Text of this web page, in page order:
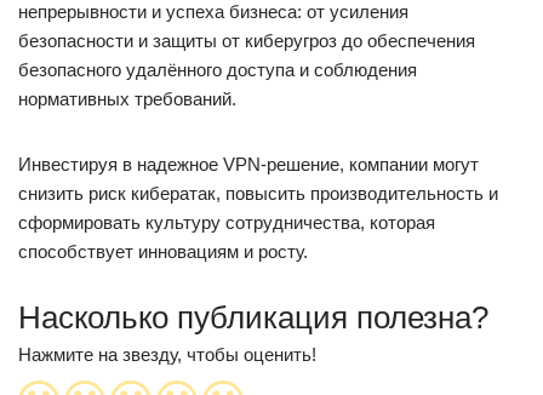
непрерывности и успеха бизнеса: от усиления
безопасности и защиты от киберугроз до обеспечения
безопасного удалённого доступа и соблюдения
нормативных требований.
Инвестируя в надежное VPN-решение, компании могут
снизить риск кибератак, повысить производительность и
сформировать культуру сотрудничества, которая
способствует инновациям и росту.
Насколько публикация полезна?
Нажмите на звезду, чтобы оценить!